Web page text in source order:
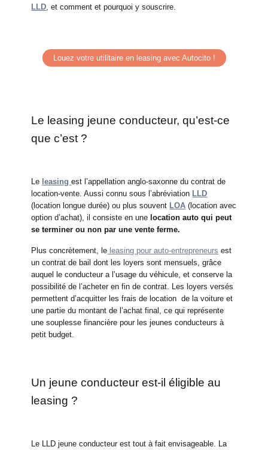
LLD , et comment et pourquoi y souscrire.
Louez votre utilitaire en leasing avec Autocito !
Le leasing jeune conducteur, qu’est-ce
que c’est ?
Le leasingest l’appellation anglo-saxonne du contrat de
location-vente. Aussi connu sous l’abréviation LLD
(location longue durée) ou plus souvent LOA (location avec
option d’achat), il consiste en une location auto qui peut
se terminer ou non par une vente ferme.
Plus concrètement, le leasing pour auto-entrepreneurs est
un contrat de bail dont les loyers sont mensuels, grâce
auquel le conducteur a l’usage du véhicule, et conserve la
possibilité de l’acheter en fin de contrat. Les loyers versés
permettent d’acquitter les frais de location de la voiture et
une partie du montant de l’achat final, ce qui représente
une souplesse financière pour les jeunes conducteurs à
petit budget.
Un jeune conducteur est-il éligible au
leasing ?
Le LLD jeune conducteur est tout à fait envisageable. La